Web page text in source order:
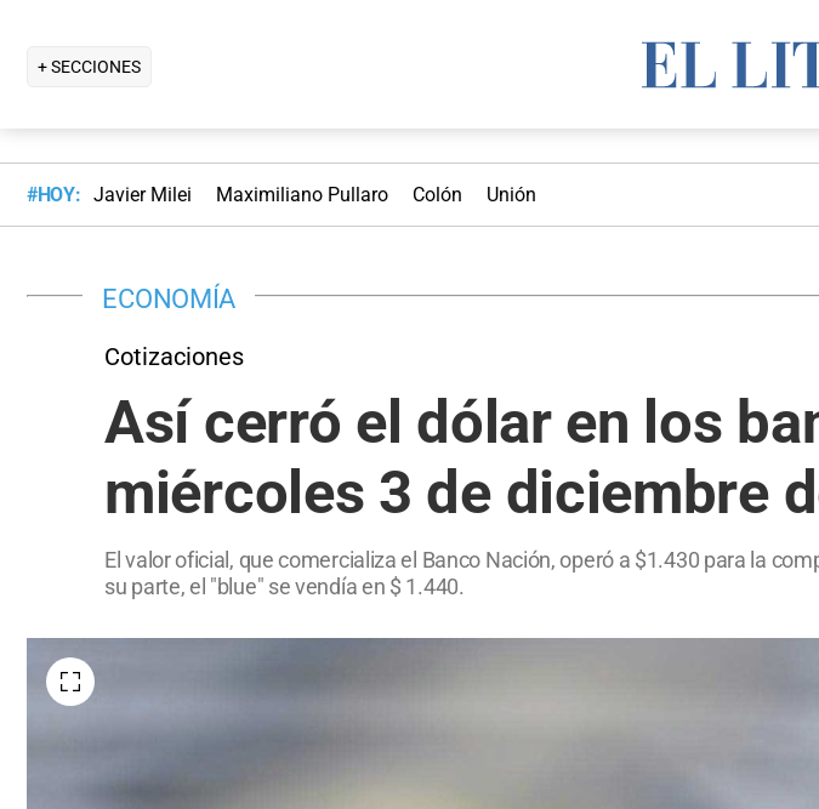
+ SECCIONES
#HOY: Javier Milei Maximiliano Pullaro Colón Unión
ECONOMÍA
Cotizaciones
Así cerró el dólar en los
miércoles 3 de diciembre
El valor oficial, que comercializa el Banco Nación, operó a $1.430 para la
su parte, el "blue" se vendía en $ 1.440.